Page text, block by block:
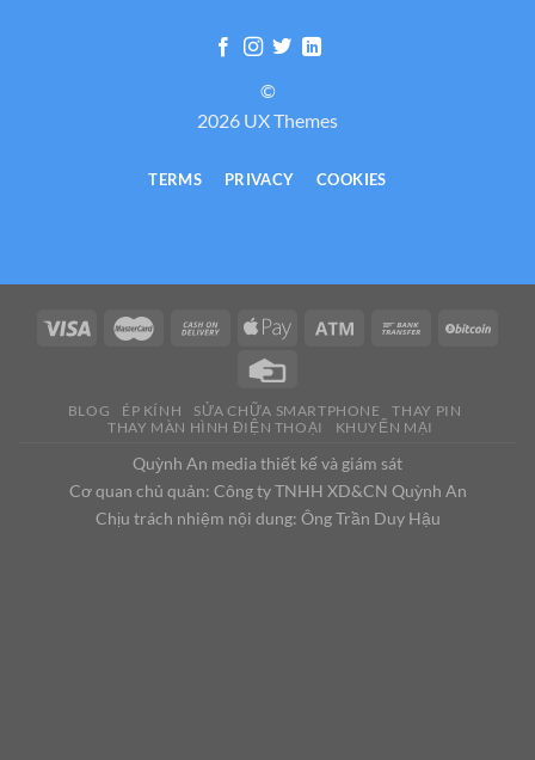
©
2026 UX Themes
TERMS PRIVACY COOKIES
BLOG ÉP KÍNH SỬA CHỮA SMARTPHONE
THAY PIN
THAY MÀN HÌNH ĐIỆN THOẠI
KHUYẾN MẠI
Quỳnh An media thiết kế và giám sát
Cơ quan chủ quản: Công ty TNHH XD&CN Quỳnh An
Chịu trách nhiệm nội dung: Ông Trần Duy Hậu